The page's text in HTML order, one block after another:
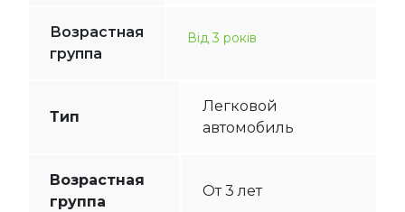
Возрастная
группа
Від 3 років
Тип
Легковой
автомобиль
Возрастная
группа
От 3 лет